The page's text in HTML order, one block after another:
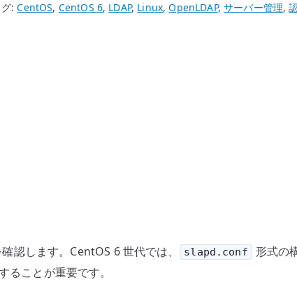
グ:CentOS, CentOS 6, LDAP, Linux,OpenLDAP,サーバー管理,
認します。CentOS 6 世代では、 slapd.conf 形式の
ことが重要です。